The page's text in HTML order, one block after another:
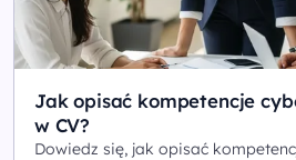
Jak opisać kompetencje
w CV?
Dowiedz się, jak opisać